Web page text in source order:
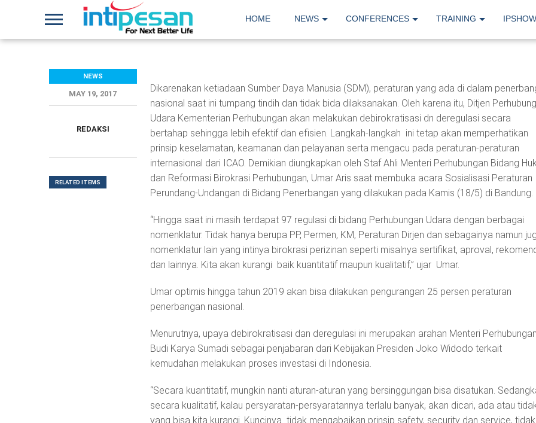
HOME NEWS CONFERENCES TRAINING IPSHOW
Dikarenakan ketiadaan Sumber Daya Manusia (SDM), peraturan yang ada di dalam
nasional saat ini tumpang tindih dan tidak bida dilaksanakan. Oleh karena itu, Ditjen
Udara Kementerian Perhubungan akan melakukan debirokratisasi dn deregulasi secara
bertahap sehingga lebih efektif dan efisien. Langkah-langkah ini tetap akan memperhatikan
prinsip keselamatan, keamanan dan pelayanan serta mengacu pada peraturan-peraturan
internasional dari ICAO. Demikian diungkapkan oleh Staf Ahli Menteri Perhubungan Bidang
dan Reformasi Birokrasi Perhubungan, Umar Aris saat membuka acara Sosialisasi Peraturan
Perundang-Undangan di Bidang Penerbangan yang dilakukan pada Kamis (18/5) di Bandung.
“Hingga saat ini masih terdapat 97 regulasi di bidang Perhubungan Udara dengan berbagai
nomenklatur. Tidak hanya berupa PP, Permen, KM, Peraturan Dirjen dan sebagainya namun
nomenklatur lain yang intinya birokrasi perizinan seperti misalnya sertifikat, aproval,
dan lainnya. Kita akan kurangi baik kuantitatif maupun kualitatif,” ujar Umar.
Umar optimis hingga tahun 2019 akan bisa dilakukan pengurangan 25 persen peraturan
penerbangan nasional.
Menurutnya, upaya debirokratisasi dan deregulasi ini merupakan arahan Menteri
Budi Karya Sumadi sebagai penjabaran dari Kebijakan Presiden Joko Widodo terkait
kemudahan melakukan proses investasi di Indonesia.
“Secara kuantitatif, mungkin nanti aturan-aturan yang bersinggungan bisa disatukan.
secara kualitatif, kalau persyaratan-persyaratannya terlalu banyak, akan dicari, ada atau
yang bisa kita kurangi. Kuncinya tidak mengabaikan prinsip safety, security dan service, tidak
NEWS
MAY 19, 2017
REDAKSI
RELATED ITEMS